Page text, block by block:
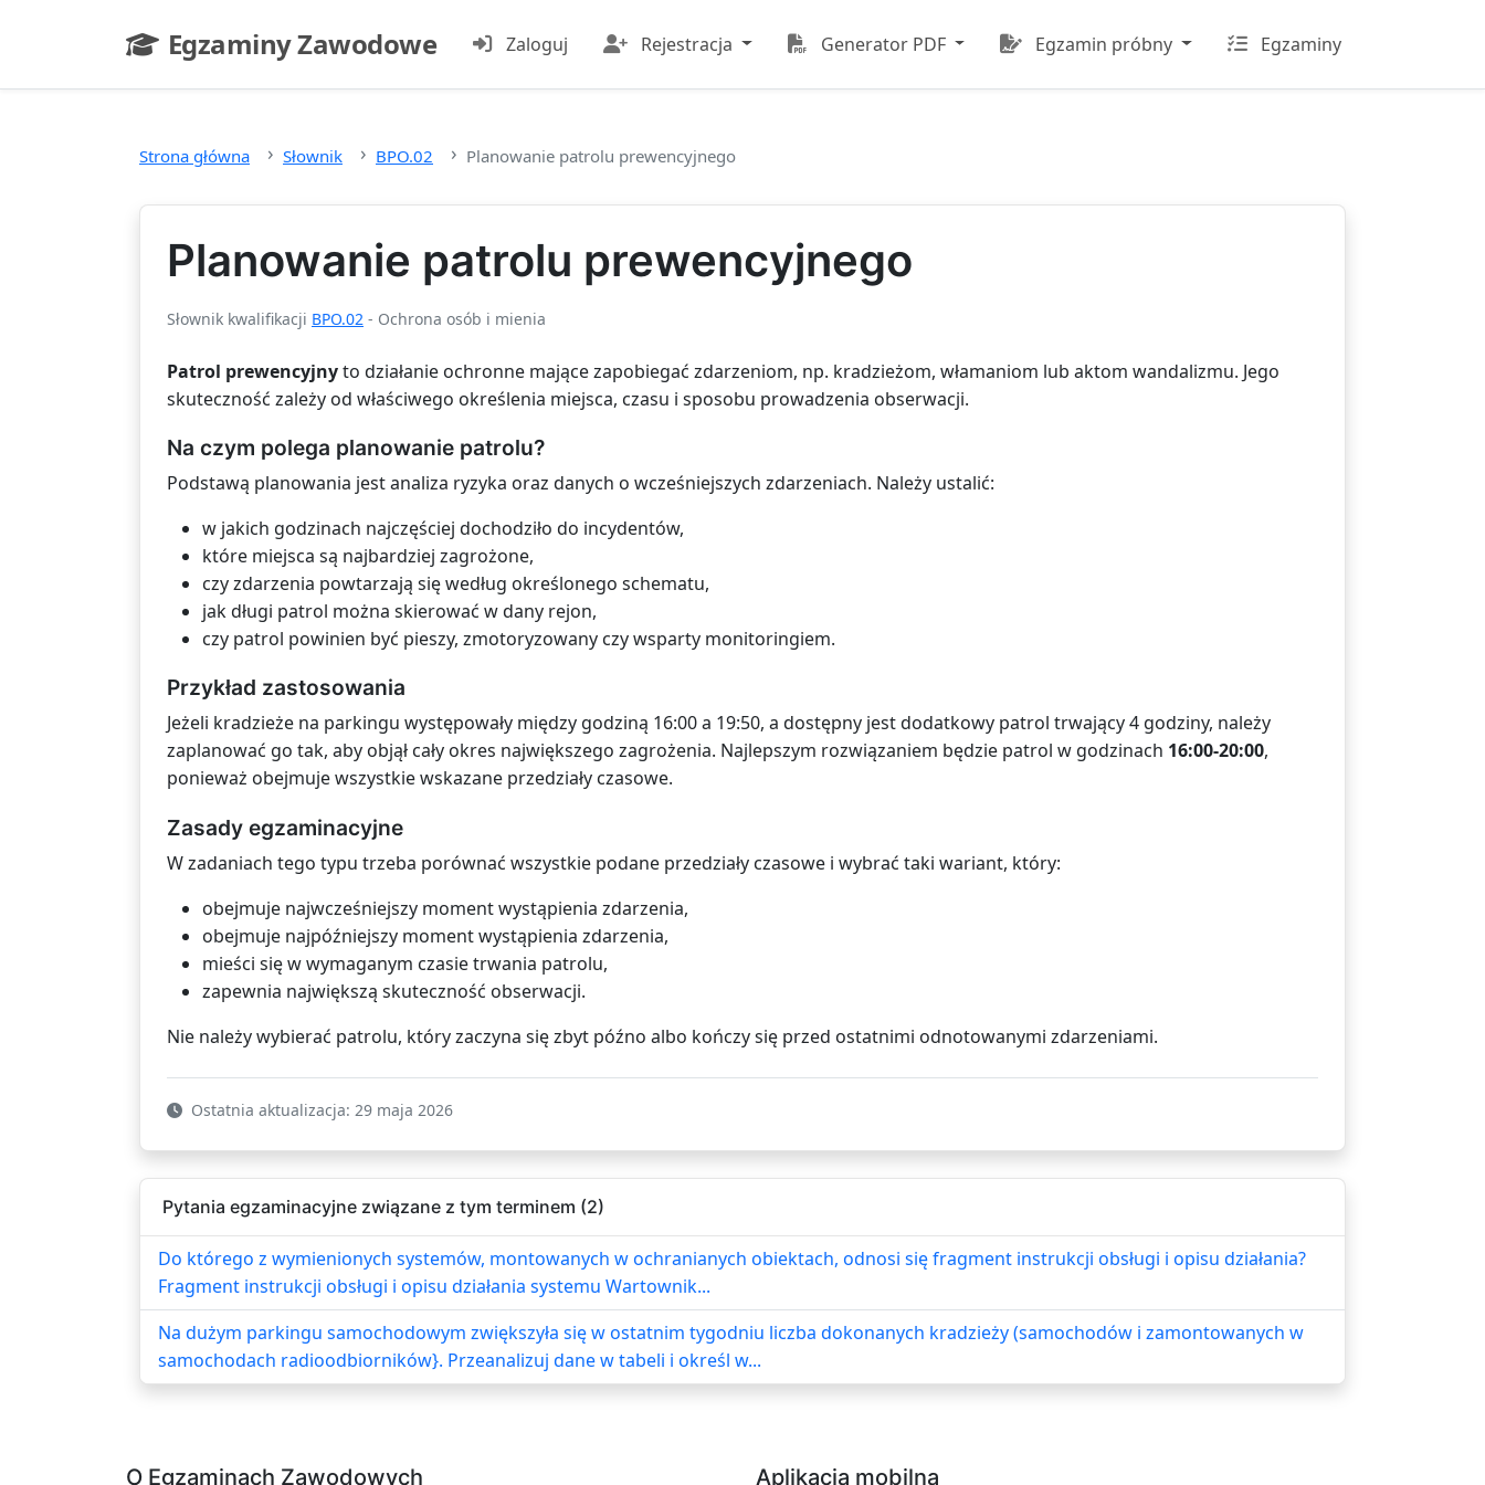
Egzaminy Zawodowe
- strona główna
Zaloguj Rejestracja Generator PDF Egzamin próbny Egzaminy
Strona główna Słownik BPO.02 Planowanie patrolu prewencyjnego
Planowanie patrolu prewencyjnego
Słownik kwalifikacji BPO.02 - Ochrona osób i mienia
Patrol prewencyjnyto działanie ochronne mające zapobiegać zdarzeniom, np. kradzieżom, włamaniom lub aktom wandalizmu. Jego
skuteczność zależy od właściwego określenia miejsca, czasu i sposobu prowadzenia obserwacji.
Na czym polega planowanie patrolu?
Podstawą planowania jest analiza ryzyka oraz danych o wcześniejszych zdarzeniach. Należy ustalić:
w jakich godzinach najczęściej dochodziło do incydentów,
które miejsca są najbardziej zagrożone,
czy zdarzenia powtarzają się według określonego schematu,
jak długi patrol można skierować w dany rejon,
czy patrol powinien być pieszy, zmotoryzowany czy wsparty monitoringiem.
Przykład zastosowania
Jeżeli kradzieże na parkingu występowały między godziną 16:00 a 19:50, a dostępny jest dodatkowy patrol trwający 4 godziny, należy
zaplanować go tak, aby objął cały okres największego zagrożenia. Najlepszym rozwiązaniem będzie patrol w godzinach 16:00-20:00,
ponieważ obejmuje wszystkie wskazane przedziały czasowe.
Zasady egzaminacyjne
W zadaniach tego typu trzeba porównać wszystkie podane przedziały czasowe i wybrać taki wariant, który:
obejmuje najwcześniejszy moment wystąpienia zdarzenia,
obejmuje najpóźniejszy moment wystąpienia zdarzenia,
mieści się w wymaganym czasie trwania patrolu,
zapewnia największą skuteczność obserwacji.
Nie należy wybierać patrolu, który zaczyna się zbyt późno albo kończy się przed ostatnimi odnotowanymi zdarzeniami.
Ostatnia aktualizacja: 29 maja 2026
Pytania egzaminacyjne związane z tym terminem (2)
Do którego z wymienionych systemów, montowanych w ochranianych obiektach, odnosi się fragment instrukcji obsługi i opisu działania?
Fragment instrukcji obsługi i opisu działania systemu Wartownik...
Na dużym parkingu samochodowym zwiększyła się w ostatnim tygodniu liczba dokonanych kradzieży (samochodów i zamontowanych w
samochodach radioodbiorników}. Przeanalizuj dane w tabeli i określ w...
O Egzaminach Zawodowych Aplikacja mobilna